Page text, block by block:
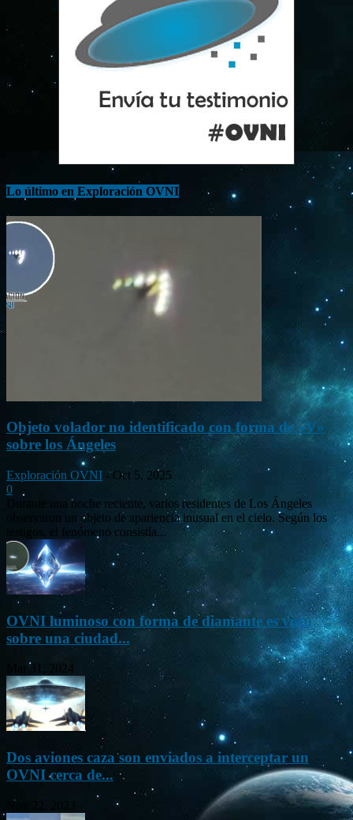
Lo último en Exploración OVNI
Objeto volador no identificado con forma de «V»
sobre los Ángeles
Exploración OVNI - Oct 5, 2025
0
Durante una noche reciente, varios residentes de Los Ángeles
observaron un objeto de apariencia inusual en el cielo. Según los
testigos, el fenómeno consistía...
OVNI luminoso con forma de diamante es visto
sobre una ciudad...
Mar 31, 2024
Dos aviones caza son enviados a interceptar un
OVNI cerca de...
Nov 22, 2023